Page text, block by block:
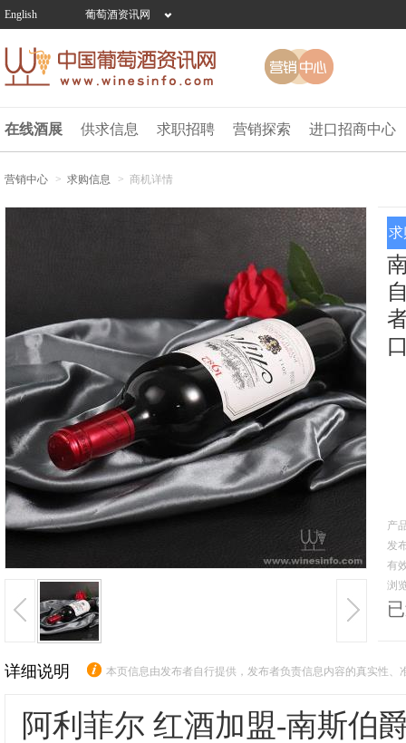
English 葡萄酒资讯网
在线酒展 供求信息 求职招聘 营销探索 进口招商中心
营销中心 > 求购信息 > 商机详情
求
产
发
有
浏
详细说明 本页信息由发布者自行提供，发布者负责信息内容的真实性
阿利菲尔 红酒加盟-南斯伯